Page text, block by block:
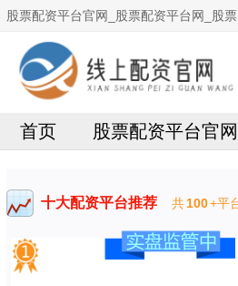
股票配资平台官网_股票配资平台网_股
首页 股票配资平台官网
十大配资平台推荐 共100+平